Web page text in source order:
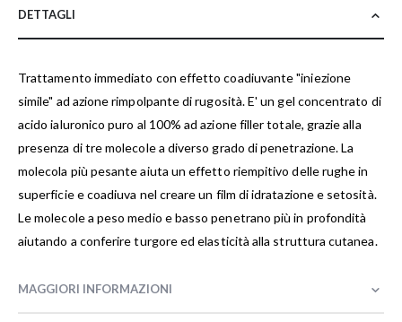
DETTAGLI
Trattamento immediato con effetto coadiuvante "iniezione
simile" ad azione rimpolpante di rugosità. E' un gel concentrato di
acido ialuronico puro al 100% ad azione filler totale, grazie alla
presenza di tre molecole a diverso grado di penetrazione. La
molecola più pesante aiuta un effetto riempitivo delle rughe in
superficie e coadiuva nel creare un film di idratazione e setosità.
Le molecole a peso medio e basso penetrano più in profondità
aiutando a conferire turgore ed elasticità alla struttura cutanea.
MAGGIORI INFORMAZIONI